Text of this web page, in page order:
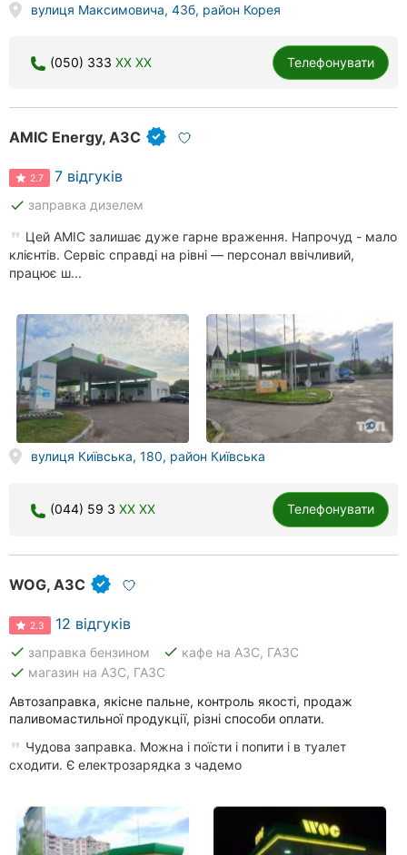
вулиця Максимовича, 43б, район Корея
(050) 333 XX XX Телефонувати
AMIC Energy, АЗС
2.7 7 відгуків
done заправка дизелем
Цей AMIC залишає дуже гарне враження. Напрочуд - мало
клієнтів. Сервіс справді на рівні — персонал ввічливий,
працює ш...
вулиця Київська, 180, район Київська
(044) 59 3 XX XX Телефонувати
WOG, АЗС
2.3 12 відгуків
done заправка бензином done кафе на АЗС, ГАЗС
done магазин на АЗС, ГАЗС
Автозаправка, якісне пальне, контроль якості, продаж
паливомастильної продукції, різні способи оплати.
Чудова заправка. Можна і поїсти і попити і в туалет
сходити. Є електрозарядка з чадемо